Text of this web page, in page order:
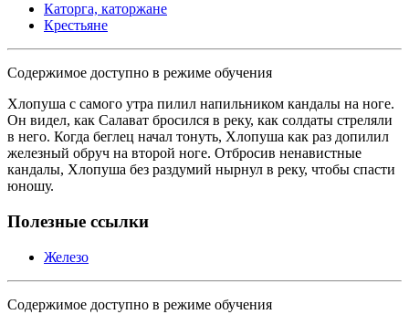
Каторга, каторжане
Крестьяне
Содержимое доступно в режиме обучения
Хлопуша с самого утра пилил напильником кандалы на ноге.
Он видел, как Салават бросился в реку, как солдаты стреляли
в него. Когда беглец начал тонуть, Хлопуша как раз допилил
железный обруч на второй ноге. Отбросив ненавистные
кандалы, Хлопуша без раздумий нырнул в реку, чтобы спасти
юношу.
Полезные ссылки
Железо
Содержимое доступно в режиме обучения